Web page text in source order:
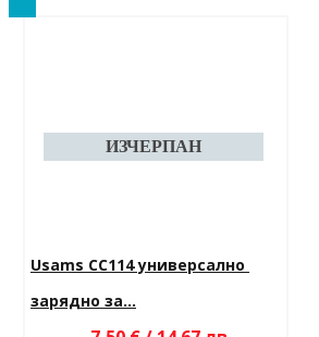
Usams CC114 универсално
зарядно за...